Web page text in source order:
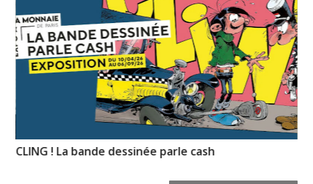
CLING ! La bande dessinée parle cash